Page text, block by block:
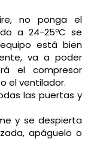
no ponga el
a 24-25ºC se
está bien
va a poder
el compresor
el ventilador.
las puertas y
y se despierta
apáguelo o